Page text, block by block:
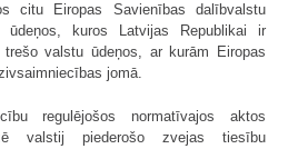
citu Eiropas Savienības dalībvalstu
ūdeņos, kuros Latvijas Republikai ir
valstu ūdeņos, ar kurām Eiropas
jomā.
regulējošos normatīvajos aktos
valstij piederošo zvejas tiesību